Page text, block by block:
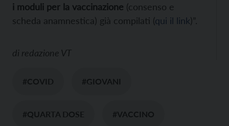
i moduli per la vaccinazione (consenso e
scheda anamnestica) già compilati (qui il link)”.
di redazione VT
#COVID #GIOVANI
#QUARTA DOSE #VACCINO